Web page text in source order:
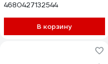
4680427132544
В корзину